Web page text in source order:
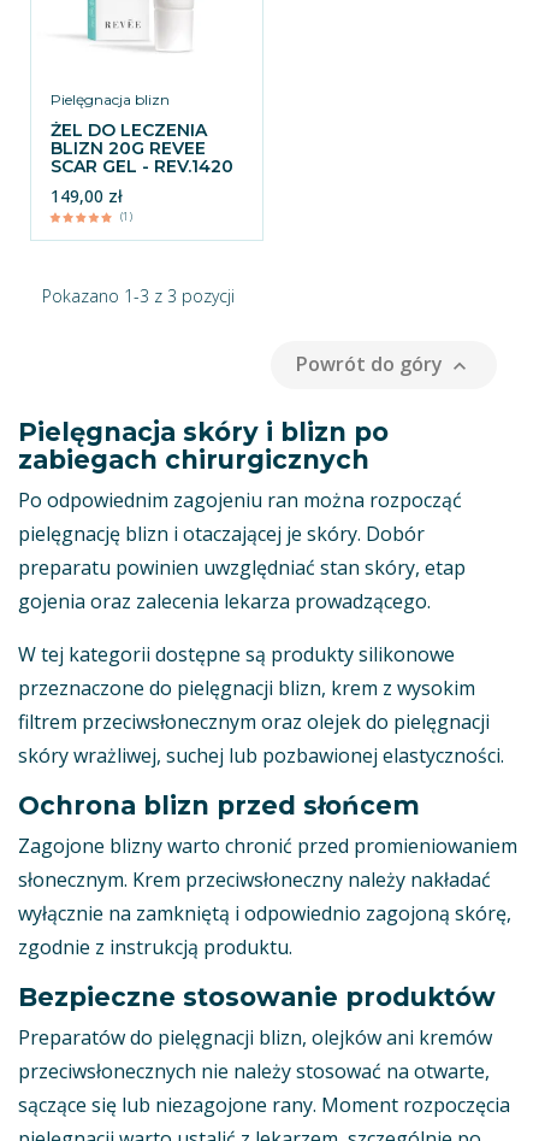
Pielęgnacja blizn
ŻEL DO LECZENIA
BLIZN 20G REVEE
SCAR GEL - REV.1420
149,00 zł
(1)
Pokazano 1-3 z 3 pozycji
Powrót do góry 
Pielęgnacja skóry i blizn po
zabiegach chirurgicznych
Po odpowiednim zagojeniu ran można rozpocząć
pielęgnację blizn i otaczającej je skóry. Dobór
preparatu powinien uwzględniać stan skóry, etap
gojenia oraz zalecenia lekarza prowadzącego.
W tej kategorii dostępne są produkty silikonowe
przeznaczone do pielęgnacji blizn, krem z wysokim
filtrem przeciwsłonecznym oraz olejek do pielęgnacji
skóry wrażliwej, suchej lub pozbawionej elastyczności.
Ochrona blizn przed słońcem
Zagojone blizny warto chronić przed promieniowaniem
słonecznym. Krem przeciwsłoneczny należy nakładać
wyłącznie na zamkniętą i odpowiednio zagojoną skórę,
zgodnie z instrukcją produktu.
Bezpieczne stosowanie produktów
Preparatów do pielęgnacji blizn, olejków ani kremów
przeciwsłonecznych nie należy stosować na otwarte,
sączące się lub niezagojone rany. Moment rozpoczęcia